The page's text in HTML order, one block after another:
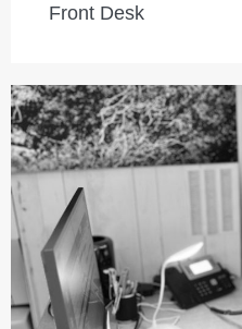
Front Desk